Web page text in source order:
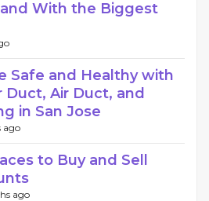
With the Biggest
Safe and Healthy with
Duct, Air Duct, and
in San Jose
ago
to Buy and Sell
ago